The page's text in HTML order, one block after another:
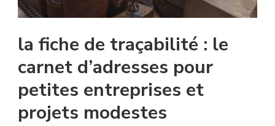
la fiche de traçabilité : le
carnet d’adresses pour
petites entreprises et
projets modestes